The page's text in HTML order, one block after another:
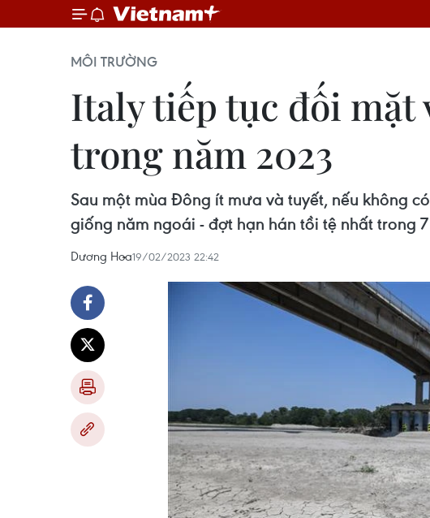
MÔI TRƯỜNG
Italy tiếp tục đối mặt
trong năm 2023
Sau một mùa Đông ít mưa và tuyết, nếu không
giống năm ngoái - đợt hạn hán tồi tệ nhất trong
Dương Hoa19/02/2023 22:42